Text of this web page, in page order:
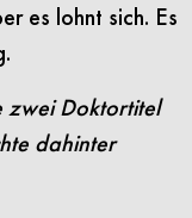
es lohnt sich. Es
zwei Doktortitel
dahinter